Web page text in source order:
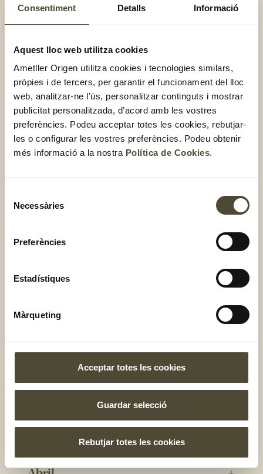
Consentiment Detalls Informació
Aquest lloc web utilitza cookies
Ametller Origen utilitza cookies i tecnologies similars,
pròpies i de tercers, per garantir el funcionament del lloc
web, analitzar-ne l’ús, personalitzar continguts i mostrar
publicitat personalitzada, d’acord amb les vostres
preferències. Podeu acceptar totes les cookies, rebutjar-
les o configurar les vostres preferències. Podeu obtenir
més informació a la nostra Política de Cookies.
Necessàries
Preferències
Estadístiques
Màrqueting
Acceptar totes les cookies
Guardar selecció
Rebutjar totes les cookies
Setembre
Octubre
Hivern
Febrer
Primavera
Març